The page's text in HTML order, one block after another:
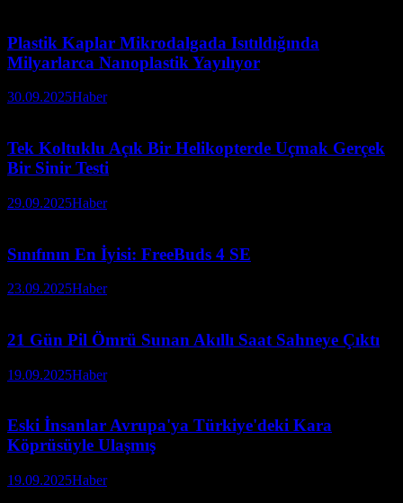
Plastik Kaplar Mikrodalgada Isıtıldığında
Milyarlarca Nanoplastik Yayılıyor
30.09.2025Haber
Tek Koltuklu Açık Bir Helikopterde Uçmak Gerçek
Bir Sinir Testi
29.09.2025Haber
Sınıfının En İyisi: FreeBuds 4 SE
23.09.2025Haber
21 Gün Pil Ömrü Sunan Akıllı Saat Sahneye Çıktı
19.09.2025Haber
Eski İnsanlar Avrupa'ya Türkiye'deki Kara
Köprüsüyle Ulaşmış
19.09.2025Haber